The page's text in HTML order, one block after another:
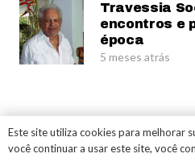
Travessia
encontros e
época
5 meses atrás
© Gerardo Rabello
Este site utiliza cookies para melhorar
você continuar a usar este site, você